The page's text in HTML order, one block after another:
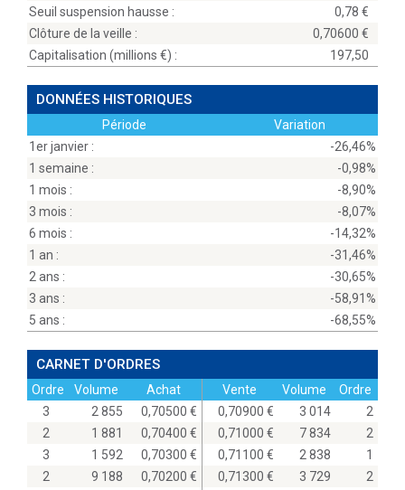
Seuil suspension hausse :
0,78
Clôture de la veille :
0,70600
Capitalisation (millions
) : 197,50
DONNÉES HISTORIQUES
Période
Variation
1er janvier :
-26,46%
1 semaine :
-0,98%
1 mois :
-8,90%
3 mois :
-8,07%
6 mois :
-14,32%
1 an :
-31,46%
2 ans :
-30,65%
3 ans :
-58,91%
5 ans :
-68,55%
CARNET D'ORDRES
Ordre Volume
Achat
3
2 855
0,70500
2
1 881
0,70400
3
1 592
0,70300
2
9 188
0,70200
Vente Volume
Ordre
0,70900
3 014
2
0,71000
7 834
2
0,71100
2 838
1
0,71300
3 729
2